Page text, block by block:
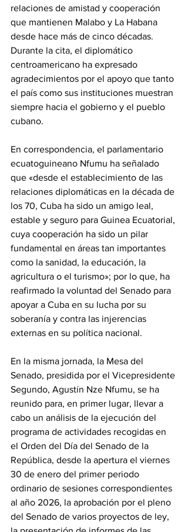
relaciones de amistad y cooperación
que mantienen Malabo y La Habana
desde hace más de cinco décadas.
Durante la cita, el diplomático
centroamericano ha expresado
agradecimientos por el apoyo que tanto
el país como sus instituciones muestran
siempre hacia el gobierno y el pueblo
cubano.
‎En correspondencia, el parlamentario
ecuatoguineano Nfumu ha señalado
que «desde el establecimiento de las
relaciones diplomáticas en la década de
los 70, Cuba ha sido un amigo leal,
estable y seguro para Guinea Ecuatorial,
cuya cooperación ha sido un pilar
fundamental en áreas tan importantes
como la sanidad, la educación, la
agricultura o el turismo»; por lo que, ha
reafirmado la voluntad del Senado para
apoyar a Cuba en su lucha por su
soberanía y contra las injerencias
externas en su política nacional.
‎En la misma jornada, la Mesa del
Senado, presidida por el Vicepresidente
Segundo, Agustín Nze Nfumu, se ha
reunido para, en primer lugar, llevar a
cabo un análisis de la ejecución del
programa de actividades recogidas en
el Orden del Día del Senado de la
República, desde la apertura el viernes
30 de enero del primer periodo
ordinario de sesiones correspondientes
al año 2026, la aprobación por el pleno
del Senado de varios proyectos de ley,